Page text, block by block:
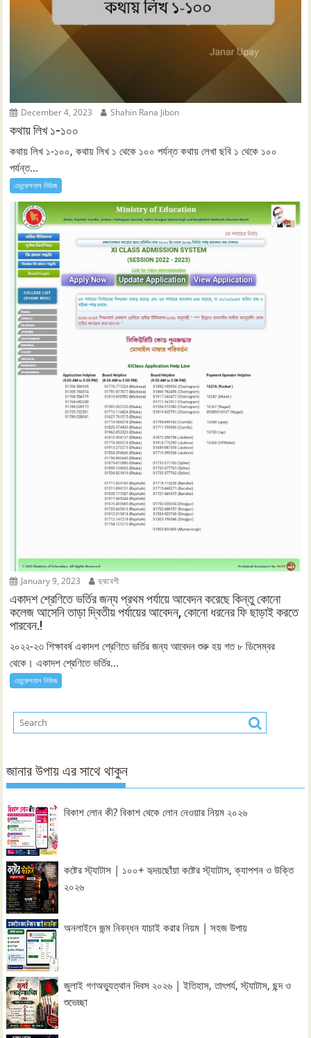
December 4, 2023 Shahin Rana Jibon
কথায় লিখ ১-১০০
কথায় লিখ ১-১০০, কথায় লিখ ১ থেকে ১০০ পর্যন্ত কথায় লেখা ছবি ১ থেকে ১০০
পর্যন্ত...
এডুকেশনাল নিউজ
January 9, 2023 ছদ্মবেশী
একাদশ শ্রেণিতে ভর্তির জন্য প্রথম পর্যায়ে আবেদন করেছে কিন্তু কোনো
কলেজ আসেনি তাড়া দ্বিতীয় পর্যায়ের আবেদন, কোনো ধরনের ফি ছাড়াই করতে
পারবেন.!
২০২২-২৩ শিক্ষাবর্ষ একাদশ শ্রেণিতে ভর্তির জন্য আবেদন শুরু হয় গত ৮ ডিসেম্বর
থেকে। একাদশ শ্রেণিতে ভর্তির...
এডুকেশনাল নিউজ
জানার উপায় এর সাথে থাকুন
বিকাশ লোন কী? বিকাশ থেকে লোন নেওয়ার নিয়ম ২০২৬
কষ্টের স্ট্যাটাস | ১০০+ হৃদয়ছোঁয়া কষ্টের স্ট্যাটাস, ক্যাপশন ও উক্তি
২০২৬
অনলাইনে জন্ম নিবন্ধন যাচাই করার নিয়ম | সহজ উপায়
জুলাই গণঅভ্যুত্থান দিবস ২০২৬ | ইতিহাস, তাৎপর্য, স্ট্যাটাস, ছন্দ ও
শুভেচ্ছা